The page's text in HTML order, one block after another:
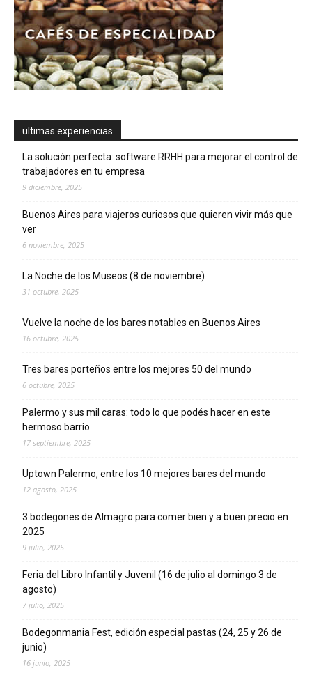
ultimas experiencias
La solución perfecta: software RRHH para mejorar el control de
trabajadores en tu empresa
9 diciembre, 2025
Buenos Aires para viajeros curiosos que quieren vivir más que
ver
6 noviembre, 2025
La Noche de los Museos (8 de noviembre)
31 octubre, 2025
Vuelve la noche de los bares notables en Buenos Aires
16 octubre, 2025
Tres bares porteños entre los mejores 50 del mundo
6 octubre, 2025
Palermo y sus mil caras: todo lo que podés hacer en este
hermoso barrio
17 septiembre, 2025
Uptown Palermo, entre los 10 mejores bares del mundo
12 agosto, 2025
3 bodegones de Almagro para comer bien y a buen precio en
2025
9 julio, 2025
Feria del Libro Infantil y Juvenil (16 de julio al domingo 3 de
agosto)
7 julio, 2025
Bodegonmania Fest, edición especial pastas (24, 25 y 26 de
junio)
16 junio, 2025